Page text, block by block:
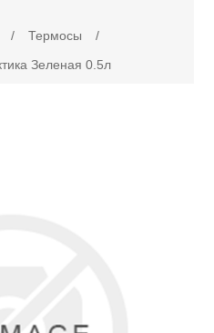
/ Термосы
/
Зеленая 0.5л